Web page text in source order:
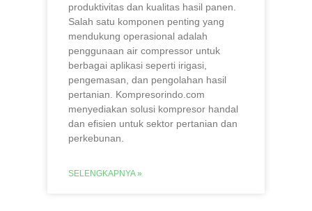
produktivitas dan kualitas hasil panen.
Salah satu komponen penting yang
mendukung operasional adalah
penggunaan air compressor untuk
berbagai aplikasi seperti irigasi,
pengemasan, dan pengolahan hasil
pertanian. Kompresorindo.com
menyediakan solusi kompresor handal
dan efisien untuk sektor pertanian dan
perkebunan.
SELENGKAPNYA »